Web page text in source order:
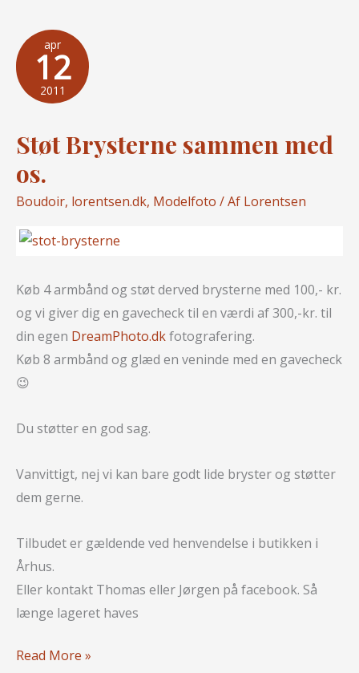
2
sølv
1
og
1
diplom…
apr
12
2011
Støt Brysterne sammen med
os.
Boudoir, lorentsen.dk, Modelfoto / Af Lorentsen
Køb 4 armbånd og støt derved brysterne med 100,- kr.
og vi giver dig en gavecheck til en værdi af 300,-kr. til
din egen DreamPhoto.dkfotografering.
Køb 8 armbånd og glæd en veninde med en gavecheck
😉
Du støtter en god sag.
Vanvittigt, nej vi kan bare godt lide bryster og støtter
dem gerne.
Tilbudet er gældende ved henvendelse i butikken i
Århus.
Eller kontakt Thomas eller Jørgen på facebook. Så
længe lageret haves
Støt
Read More »